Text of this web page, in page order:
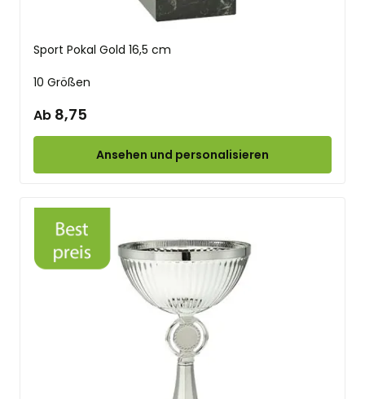
Sport Pokal Gold 16,5 cm
10 Größen
Ab 8,75
Ansehen und personalisieren